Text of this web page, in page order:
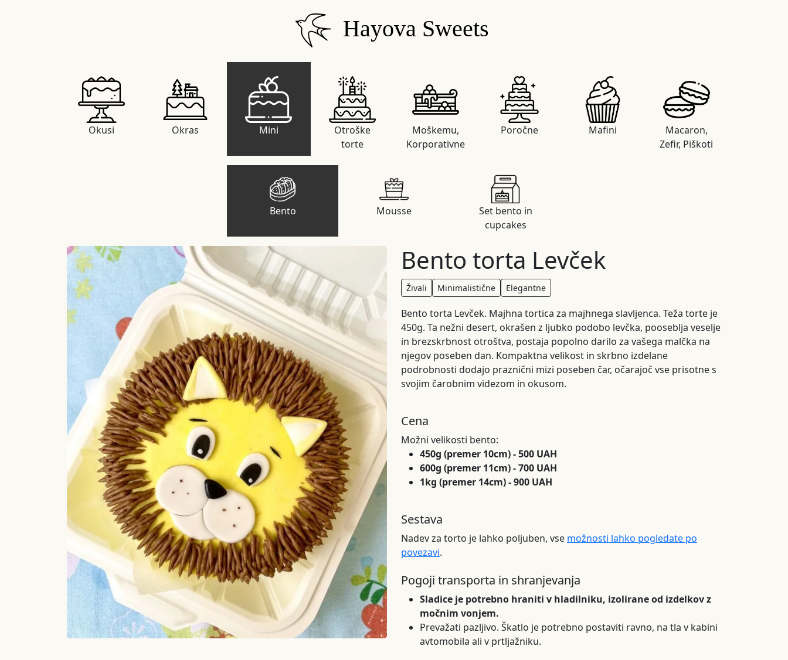
Hayova Sweets
Okusi Okras Mini
Otroške
torte
Moškemu,
Korporativne
Poročne Mafini
Macaron,
Zefir, Piškoti
Bento Mousse
Set bento in
cupcakes
Bento torta Levček
Živali Minimalistične Elegantne
Bento torta Levček. Majhna tortica za majhnega slavljenca. Teža torte je
450g. Ta nežni desert, okrašen z ljubko podobo levčka, pooseblja veselje
in brezskrbnost otroštva, postaja popolno darilo za vašega malčka na
njegov poseben dan. Kompaktna velikost in skrbno izdelane
podrobnosti dodajo praznični mizi poseben čar, očarajoč vse prisotne s
svojim čarobnim videzom in okusom.
Cena
Možni velikosti bento:
450g (premer 10cm) - 500 UAH
600g (premer 11cm) - 700 UAH
1kg (premer 14cm) - 900 UAH
Sestava
Nadev za torto je lahko poljuben, vse možnosti lahko pogledate po
povezavi.
Pogoji transporta in shranjevanja
Sladice je potrebno hraniti v hladilniku, izolirane od izdelkov z
močnim vonjem.
Prevažati pazljivo. Škatlo je potrebno postaviti ravno, na tla v kabini
avtomobila ali v prtljažniku.